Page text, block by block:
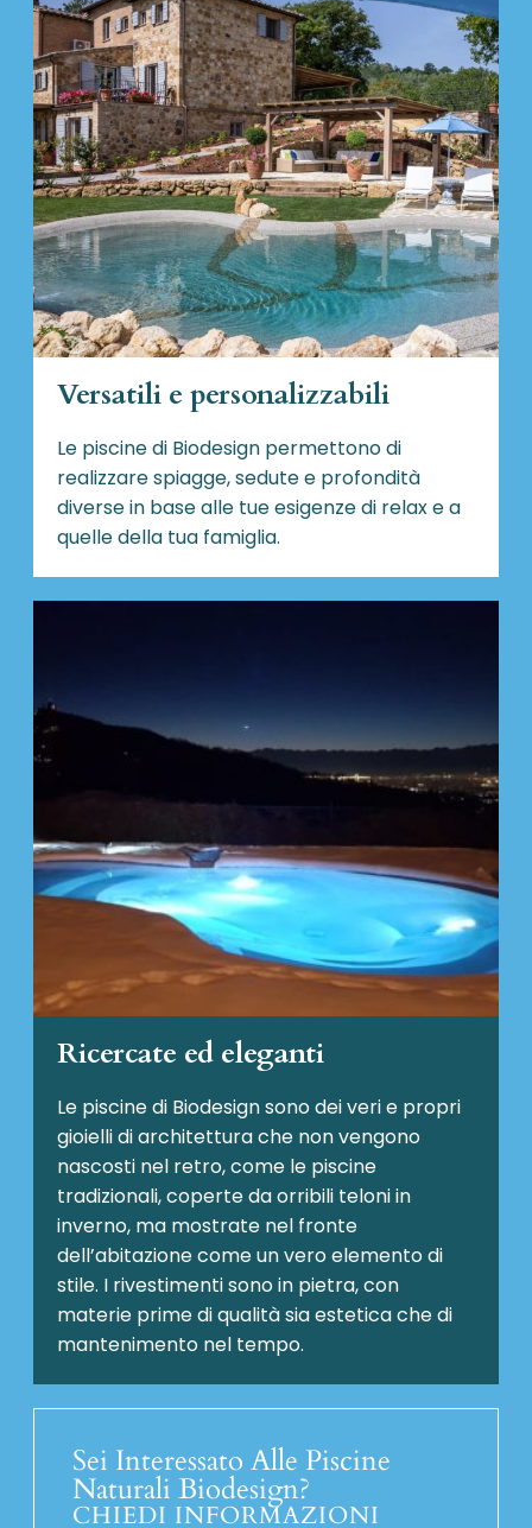
Versatili e personalizzabili
Le piscine di Biodesign permettono di
realizzare spiagge, sedute e profondità
diverse in base alle tue esigenze di relax e a
quelle della tua famiglia.
Ricercate ed eleganti
Le piscine di Biodesign sono dei veri e propri
gioielli di architettura che non vengono
nascosti nel retro, come le piscine
tradizionali, coperte da orribili teloni in
inverno, ma mostrate nel fronte
dell’abitazione come un vero elemento di
stile. I rivestimenti sono in pietra, con
materie prime di qualità sia estetica che di
mantenimento nel tempo.
Sei Interessato Alle Piscine
Naturali Biodesign?
CHIEDI INFORMAZIONI